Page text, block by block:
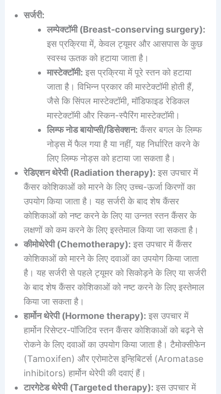
सर्जरी:
लम्पेक्टॉमी (Breast-conserving surgery):
इस प्रक्रिया में, केवल ट्यूमर और आसपास के कुछ
स्वस्थ ऊतक को हटाया जाता है।
मास्टेक्टॉमी: इस प्रक्रिया में पूरे स्तन को हटाया
जाता है। विभिन्न प्रकार की मास्टेक्टॉमी होती हैं,
जैसे कि सिंपल मास्टेक्टॉमी, मॉडिफाइड रेडिकल
मास्टेक्टॉमी और स्किन-स्पैरिंग मास्टेक्टॉमी।
लिम्फ नोड बायोप्सी/डिसेक्शन: कैंसर बगल के लिम्फ
नोड्स में फैल गया है या नहीं, यह निर्धारित करने के
लिए लिम्फ नोड्स को हटाया जा सकता है।
रेडिएशन थेरेपी (Radiation therapy): इस उपचार में
कैंसर कोशिकाओं को मारने के लिए उच्च-ऊर्जा किरणों का
उपयोग किया जाता है। यह सर्जरी के बाद शेष कैंसर
कोशिकाओं को नष्ट करने के लिए या उन्नत स्तन कैंसर के
लक्षणों को कम करने के लिए इस्तेमाल किया जा सकता है।
कीमोथेरेपी (Chemotherapy): इस उपचार में कैंसर
कोशिकाओं को मारने के लिए दवाओं का उपयोग किया जाता
है। यह सर्जरी से पहले ट्यूमर को सिकोड़ने के लिए या सर्जरी
के बाद शेष कैंसर कोशिकाओं को नष्ट करने के लिए इस्तेमाल
किया जा सकता है।
हार्मोन थेरेपी (Hormone therapy): इस उपचार में
हार्मोन रिसेप्टर-पॉजिटिव स्तन कैंसर कोशिकाओं को बढ़ने से
रोकने के लिए दवाओं का उपयोग किया जाता है। टैमोक्सीफेन
(Tamoxifen) और एरोमाटेस इन्हिबिटर्स (Aromatase
inhibitors) हार्मोन थेरेपी की दवाएं हैं।
टारगेटेड थेरेपी (Targeted therapy): इस उपचार में